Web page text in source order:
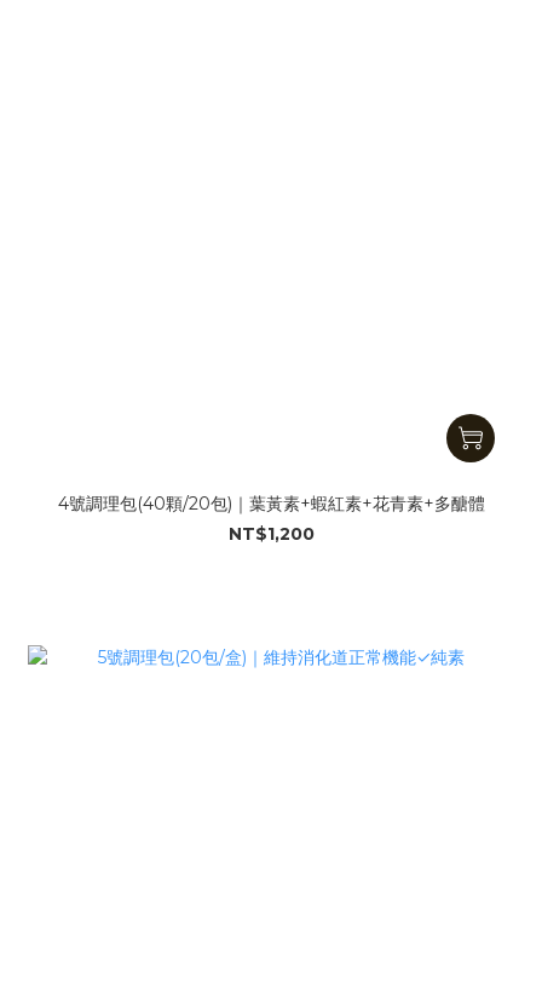
4號調理包(40顆/20包)｜葉黃素+蝦紅素+花青素+多醣體
NT$1,200